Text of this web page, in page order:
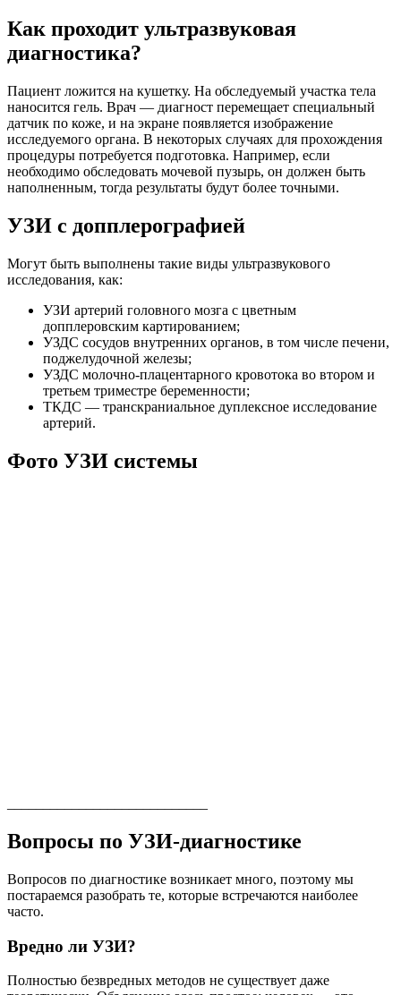
Как проходит ультразвуковая
диагностика?
Пациент ложится на кушетку. На обследуемый участка тела
наносится гель. Врач — диагност перемещает специальный
датчик по коже, и на экране появляется изображение
исследуемого органа. В некоторых случаях для прохождения
процедуры потребуется подготовка. Например, если
необходимо обследовать мочевой пузырь, он должен быть
наполненным, тогда результаты будут более точными.
УЗИ с допплерографией
Могут быть выполнены такие виды ультразвукового
исследования, как:
УЗИ артерий головного мозга с цветным
допплеровским картированием;
УЗДС сосудов внутренних органов, в том числе печени,
поджелудочной железы;
УЗДС молочно-плацентарного кровотока во втором и
третьем триместре беременности;
ТКДС — транскраниальное дуплексное исследование
артерий.
Фото УЗИ системы
Вопросы по УЗИ-диагностике
Вопросов по диагностике возникает много, поэтому мы
постараемся разобрать те, которые встречаются наиболее
часто.
Вредно ли УЗИ?
Полностью безвредных методов не существует даже